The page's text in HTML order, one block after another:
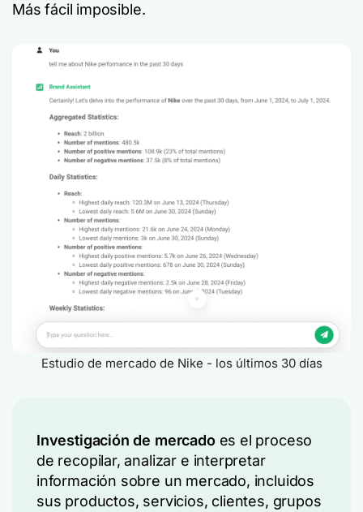
Más fácil imposible.
Estudio de mercado de Nike - los últimos 30 días
Investigación de mercadoes el proceso
de recopilar, analizar e interpretar
información sobre un mercado, incluidos
sus productos, servicios, clientes, grupos